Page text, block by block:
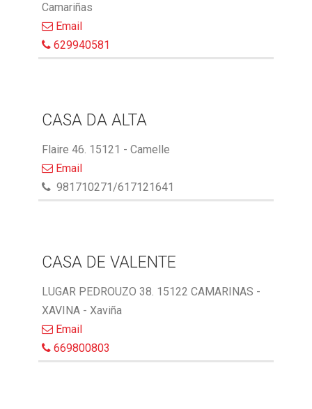
Camariñas
Email
629940581
CASA DA ALTA
Flaire 46. 15121 - Camelle
Email
981710271/617121641
CASA DE VALENTE
LUGAR PEDROUZO 38. 15122 CAMARINAS -
XAVINA - Xaviña
Email
669800803